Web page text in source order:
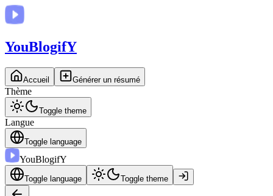
YouBlogifY
Accueil Générer un résumé
Thème
Toggle theme
Langue
Toggle language
YouBlogifY
Toggle language Toggle theme